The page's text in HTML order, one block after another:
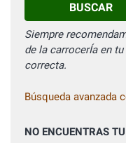
BUSCAR
Siempre
de la carrocerÍa en
correcta.
Búsqueda avanzada
NO ENCUENTRAS